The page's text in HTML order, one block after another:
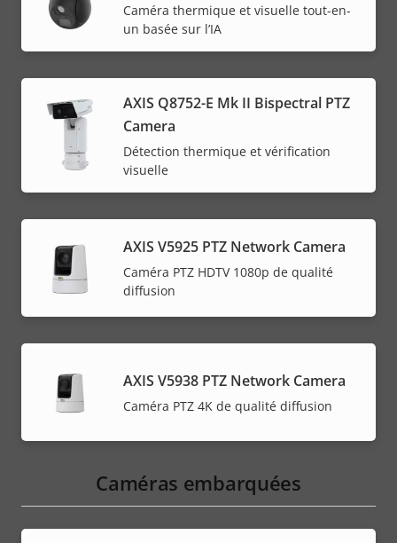
Caméra thermique et visuelle tout-en-
un basée sur l’IA
AXIS Q8752-E Mk II Bispectral PTZ
Camera
Détection thermique et vérification
visuelle
AXIS V5925 PTZ Network Camera
Caméra PTZ HDTV 1080p de qualité
diffusion
AXIS V5938 PTZ Network Camera
Caméra PTZ 4K de qualité diffusion
Caméras embarquées